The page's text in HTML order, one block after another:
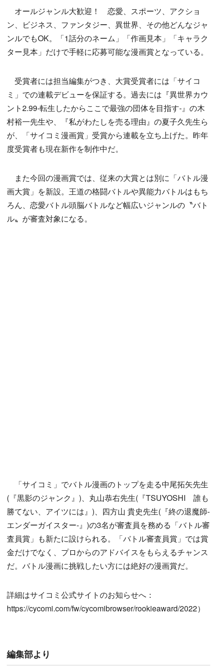
オールジャンル大歓迎！ 恋愛、スポーツ、アクショ
ン、ビジネス、ファンタジー、異世界、その他どんなジャ
ンルでもOK。「1話分のネーム」「作画見本」「キャラク
ター見本」だけで手軽に応募可能な漫画賞となっている。
受賞者には担当編集がつき、大賞受賞者には「サイコ
ミ」での連載デビューを保証する。過去には『異世界カウ
ント2.99-転生したからここで最強の団体を目指す-』の木
村裕一先生や、『私がわたしを売る理由』の夏子久先生ら
が、「サイコミ漫画賞」受賞から連載を立ち上げた。昨年
度受賞者も現在新作を制作中だ。
また今回の漫画賞では、従来の大賞とは別に「バトル漫
画大賞」を新設。王道の格闘バトルや異能力バトルはもち
ろん、恋愛バトル頭脳バトルなど幅広いジャンルの〝バト
ル〟が審査対象になる。
「サイコミ」でバトル漫画のトップを走る中尾拓矢先生
(『黒影のジャンク』)、丸山恭右先生(『TSUYOSHI 誰も
勝てない、アイツには』)、四方山 貴史先生(『終の退魔師-
エンダーガイスター-』)の3名が審査員を務める「バトル審
査員賞」も新たに設けられる。「バトル審査員賞」では賞
金だけでなく、プロからのアドバイスをもらえるチャンス
だ。バトル漫画に挑戦したい方には絶好の漫画賞だ。
詳細はサイコミ公式サイトのお知らせへ：
https://cycomi.com/fw/cycomibrowser/rookieaward/2022）
編集部より